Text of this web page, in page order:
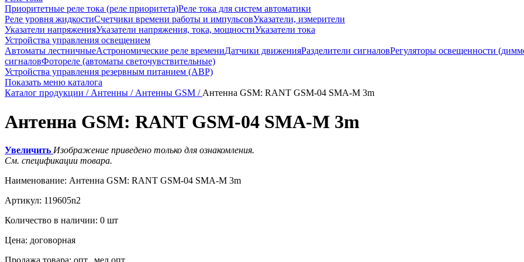
Приоритетные реле тока (реле приоритета)Реле тока для систем автоматики
Реле уровня жидкостиСчетчики времени работы и импульсовУказатели, измерители
Указатели напряженияУказатели напряжения, тока, мощностиУказатели тока
Устройства управления освещением
Автоматы лестничныеАстрономические реле времениДатчики движенияРазделители сигналовРегуляторы освещенности
сигналовФотореле (автоматы светочувствительные)
Устройства управления резервным питанием (АВР)
Показать меню каталога
Каталог продукции / Антенны / Антенны GSM / Антенна GSM: RANT GSM-04 SMA-M 3m
Антенна GSM: RANT GSM-04 SMA-M 3m
Увеличить Изображение приведено только для ознакомления.
См. спецификации товара.
Наименование: Антенна GSM: RANT GSM-04 SMA-M 3m
Артикул: 119605n2
Количество в наличии: 0 шт
Цена: договорная